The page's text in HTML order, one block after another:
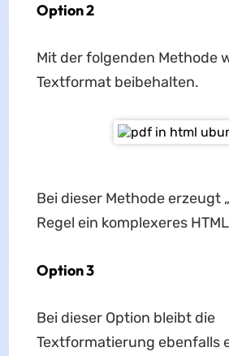
Option 2
Mit der folgenden Methode
Textformat beibehalten.
Bei dieser Methode erzeugt
Regel ein komplexeres
Option 3
Bei dieser Option bleibt die
Textformatierung ebenfalls